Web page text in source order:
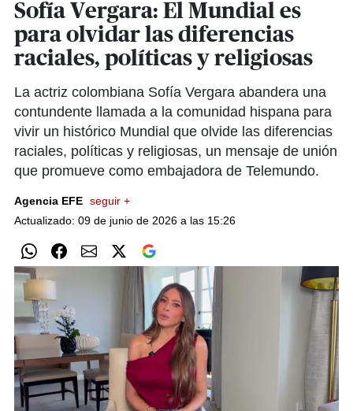
Sofía Vergara: El Mundial es
para olvidar las diferencias
raciales, políticas y religiosas
La actriz colombiana Sofía Vergara abandera una
contundente llamada a la comunidad hispana para
vivir un histórico Mundial que olvide las diferencias
raciales, políticas y religiosas, un mensaje de unión
que promueve como embajadora de Telemundo.
Agencia EFE seguir +
Actualizado: 09 de junio de 2026 a las 15:26